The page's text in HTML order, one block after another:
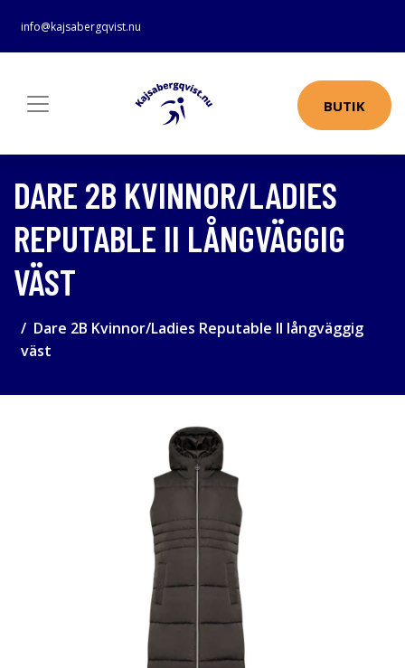
info@kajsabergqvist.nu
BUTIK
DARE 2B KVINNOR/LADIES
REPUTABLE II LÅNGVÄGGIG
VÄST
Dare 2B Kvinnor/Ladies Reputable II långväggig
väst